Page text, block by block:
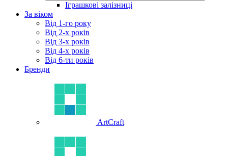
Іграшкові залізниці
За віком
Від 1-го року
Від 2-х років
Від 3-х років
Від 4-х років
Від 6-ти років
Бренди
ArtCraft